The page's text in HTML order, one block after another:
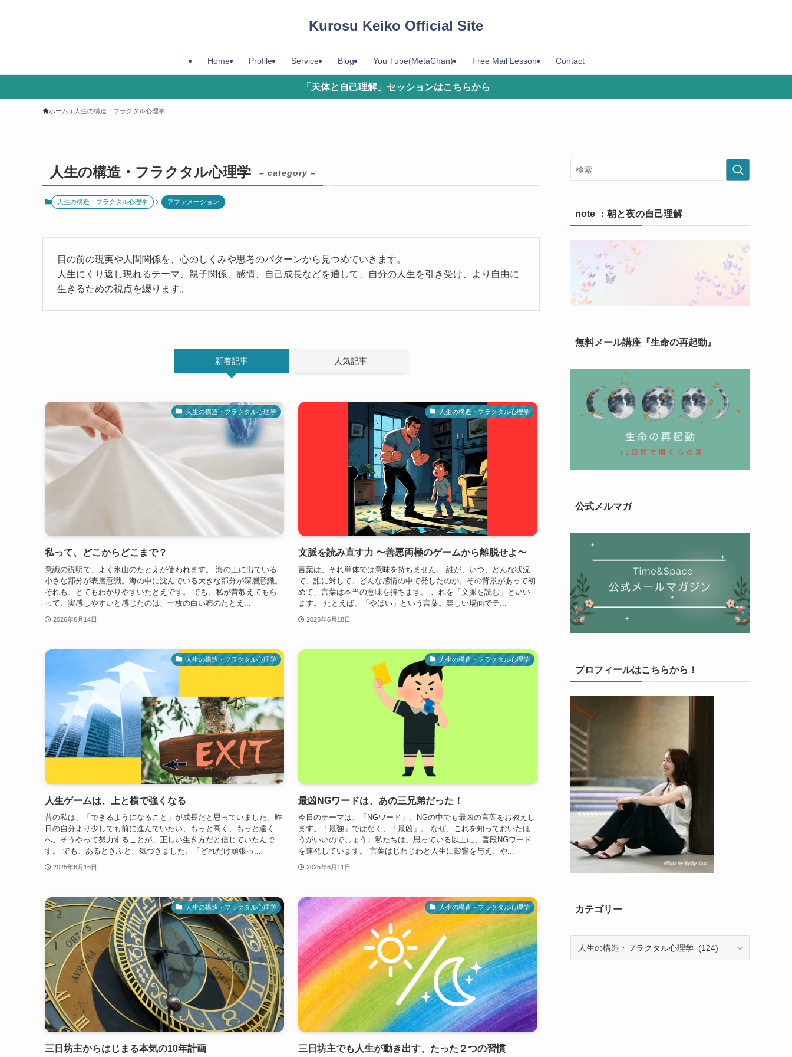
Kurosu Keiko Official Site
Home Profile Service Blog You Tube(MetaChan) Free Mail Lesson Contact
「天体と自己理解」セッションはこちらから
ホーム 人生の構造・フラクタル心理学
人生の構造・フラクタル心理学 – category –
人生の構造・フラクタル心理学 アファメーション
目の前の現実や人間関係を、心のしくみや思考のパターンから見つめていきます。
人生にくり返し現れるテーマ、親子関係、感情、自己成長などを通して、自分の人生を引き受け、より自由に
生きるための視点を綴ります。
新着記事 人気記事
人生の構造・フラクタル心理学
私って、どこからどこまで？
意識の説明で、よく氷山のたとえが使われます。 海の上に出ている
小さな部分が表層意識。海の中に沈んでいる大きな部分が深層意識。
それも、とてもわかりやすいたとえです。 でも、私が昔教えてもら
って、実感しやすいと感じたのは、一枚の白い布のたとえ...
2026年6月14日
人生の構造・フラクタル心理学
文脈を読み直す力 〜善悪両極のゲームから離脱せよ〜
言葉は、それ単体では意味を持ちません。 誰が、いつ、どんな状況
で、誰に対して、どんな感情の中で発したのか。その背景があって初
めて、言葉は本当の意味を持ちます。 これを「文脈を読む」といい
ます。 たとえば、「やばい」という言葉。楽しい場面でテ...
2025年6月18日
人生の構造・フラクタル心理学
人生ゲームは、上と横で強くなる
昔の私は、「できるようになること」が成長だと思っていました。昨
日の自分より少しでも前に進んでいたい、もっと高く、もっと遠く
へ。そうやって努力することが、正しい生き方だと信じていたんで
す。 でも、あるときふと、気づきました。「どれだけ頑張っ...
2025年6月16日
人生の構造・フラクタル心理学
最凶NGワードは、あの三兄弟だった！
今日のテーマは、「NGワード」。NGの中でも最凶の言葉をお教えし
ます。「最強」ではなく、「最凶」。 なぜ、これを知っておいたほ
うがいいのでしょう。私たちは、思っている以上に、普段NGワード
を連発しています。 言葉はじわじわと人生に影響を与え、や...
2025年6月11日
人生の構造・フラクタル心理学
三日坊主からはじまる本気の10年計画
人生の構造・フラクタル心理学
三日坊主でも人生が動き出す、たった２つの習慣
note ：朝と夜の自己理解
無料メール講座『生命の再起動』
公式メルマガ
プロフィールはこちらから！
カテゴリー